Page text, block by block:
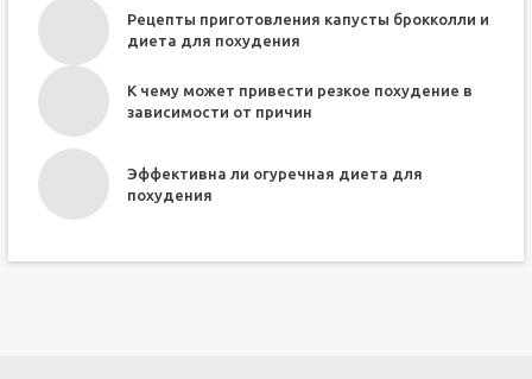
Рецепты приготовления капусты брокколли и
диета для похудения
К чему может привести резкое похудение в
зависимости от причин
Эффективна ли огуречная диета для
похудения